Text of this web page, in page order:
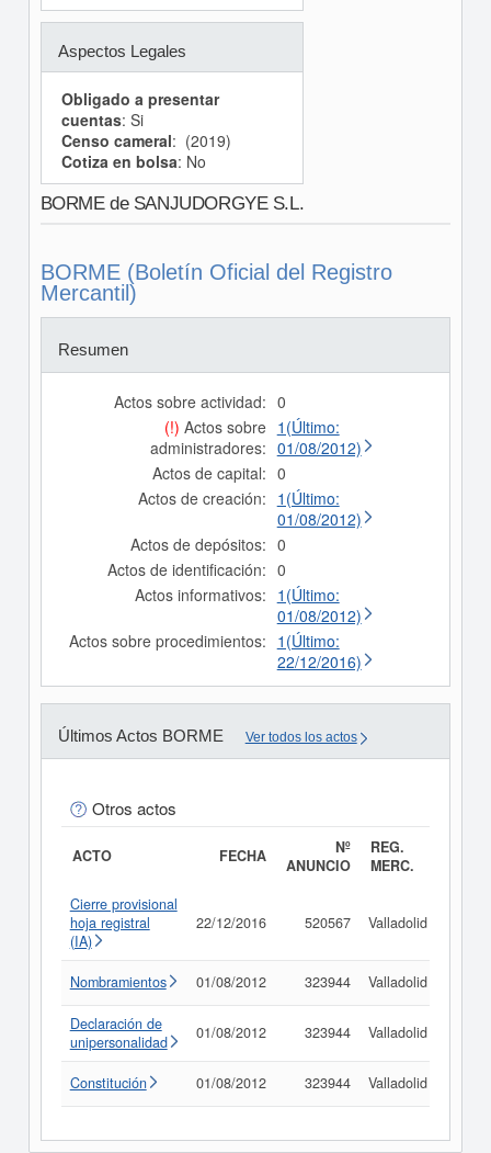
Aspectos Legales
Obligado a presentar
cuentas: Si
Censo cameral: (2019)
Cotiza en bolsa: No
BORME de SANJUDORGYE S.L.
BORME (Boletín Oficial del Registro
Mercantil)
Resumen
Actos sobre actividad: 0
(!) Actos sobre
administradores:
1(Último:
01/08/2012)
Actos de capital: 0
Actos de creación: 1(Último:
01/08/2012)
Actos de depósitos: 0
Actos de identificación: 0
Actos informativos: 1(Último:
01/08/2012)
Actos sobre procedimientos: 1(Último:
22/12/2016)
Últimos Actos BORME Ver todos los actos
Otros actos
ACTO FECHA
Nº
ANUNCIO
REG.
MERC.
Cierre provisional
hoja registral
(IA)
22/12/2016 520567 Valladolid
Nombramientos 01/08/2012 323944 Valladolid
Declaración de
unipersonalidad
01/08/2012 323944 Valladolid
Constitución 01/08/2012 323944 Valladolid